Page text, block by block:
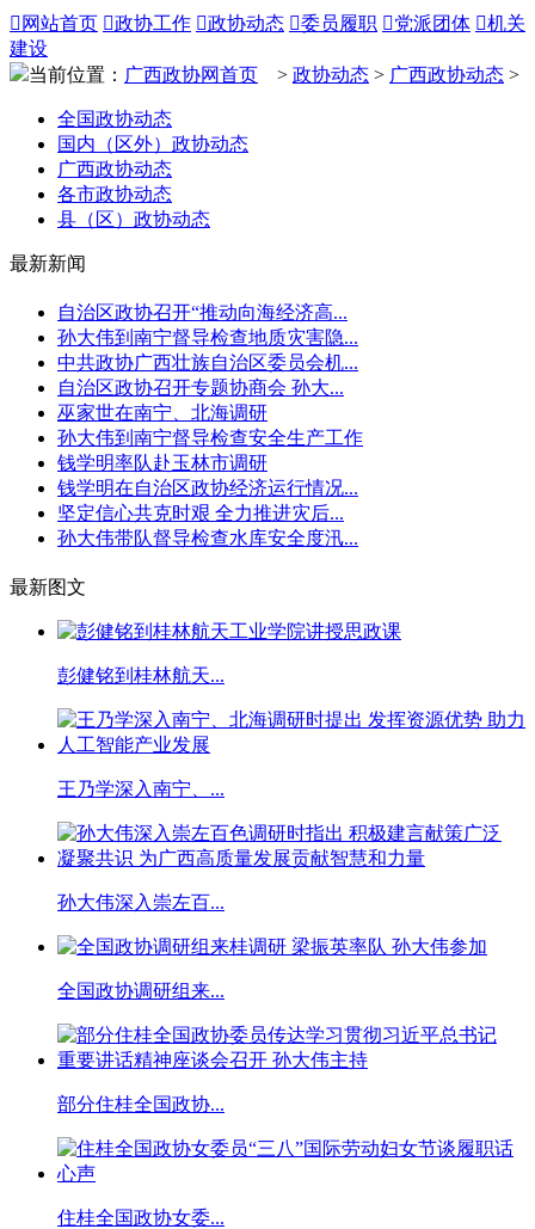
 网站首页 政协工作 政协动态 委员履职 党派团体 机关
建设
当前位置： 广西政协网首页 > 政协动态 > 广西政协动态 >
全国政协动态
国内（区外）政协动态
广西政协动态
各市政协动态
县（区）政协动态
最新新闻
自治区政协召开“推动向海经济高...
孙大伟到南宁督导检查地质灾害隐...
中共政协广西壮族自治区委员会机...
自治区政协召开专题协商会 孙大...
巫家世在南宁、北海调研
孙大伟到南宁督导检查安全生产工作
钱学明率队赴玉林市调研
钱学明在自治区政协经济运行情况...
坚定信心共克时艰 全力推进灾后...
孙大伟带队督导检查水库安全度汛...
最新图文
彭健铭到桂林航天...
王乃学深入南宁、...
孙大伟深入崇左百...
全国政协调研组来...
部分住桂全国政协...
住桂全国政协女委...